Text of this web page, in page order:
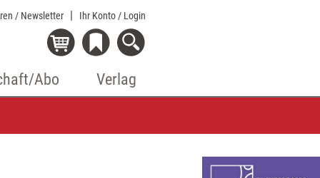
/ Newsletter Ihr Konto / Login
Abo Verlag